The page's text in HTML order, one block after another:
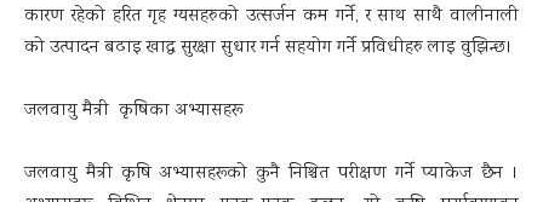
कारण रहेको हरित गृह ग्यसहरुको उत्सर्जन कम गर्ने, र साथ साथै वालीनाली
को उत्पादन बढाइ खाद्ध सुरक्षा सुधार गर्न सहयोग गर्ने प्रविधीहरु लाइ वुझिन्छ।
जलवायु मैत्री कृषिका अभ्यासहरू
जलवायु मैत्री कृषि अभ्यासहरूको कुनै निश्चित परीक्षण गर्ने प्याकेज छैन ।